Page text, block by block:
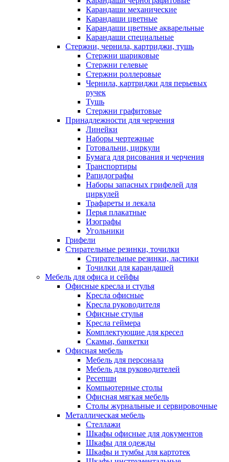
Карандаши механические
Карандаши цветные
Карандаши цветные акварельные
Карандаши специальные
Стержни, чернила, картриджи, тушь
Стержни шариковые
Стержни гелевые
Стержни роллеровые
Чернила, картриджи для перьевых
ручек
Тушь
Стержни графитовые
Принадлежности для черчения
Линейки
Наборы чертежные
Готовальни, циркули
Бумага для рисования и черчения
Транспортиры
Рапидографы
Наборы запасных грифелей для
циркулей
Трафареты и лекала
Перья плакатные
Изографы
Угольники
Грифели
Стирательные резинки, точилки
Стирательные резинки, ластики
Точилки для карандашей
Мебель для офиса и сейфы
Офисные кресла и стулья
Кресла офисные
Кресла руководителя
Офисные стулья
Кресла геймера
Комплектующие для кресел
Скамьи, банкетки
Офисная мебель
Мебель для персонала
Мебель для руководителей
Ресепшн
Компьютерные столы
Офисная мягкая мебель
Столы журнальные и сервировочные
Металлическая мебель
Стеллажи
Шкафы офисные для документов
Шкафы для одежды
Шкафы и тумбы для картотек